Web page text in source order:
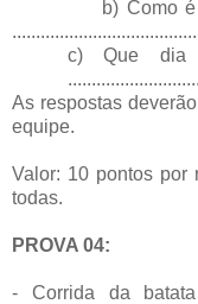
b) Como é o
c) Que dia
As respostas
equipe.
Valor: 10 pontos por
todas.
PROVA 04:
- Corrida da